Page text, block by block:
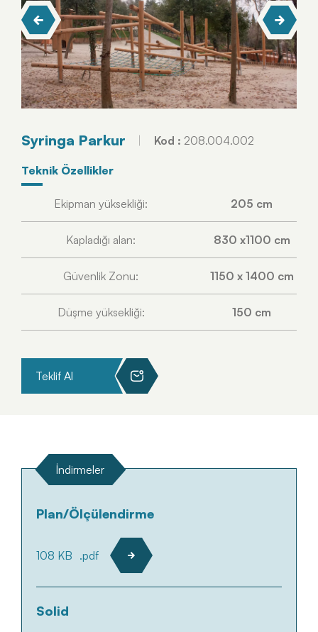
Syringa Parkur Kod : 208.004.002
Teknik Özellikler
Ekipman yüksekliği: 205 cm
Kapladığı alan: 830 x1100 cm
Güvenlik Zonu: 1150 x 1400 cm
Düşme yüksekliği: 150 cm
Teklif Al
İndirmeler
Plan/Ölçülendirme
108 KB .pdf
Solid